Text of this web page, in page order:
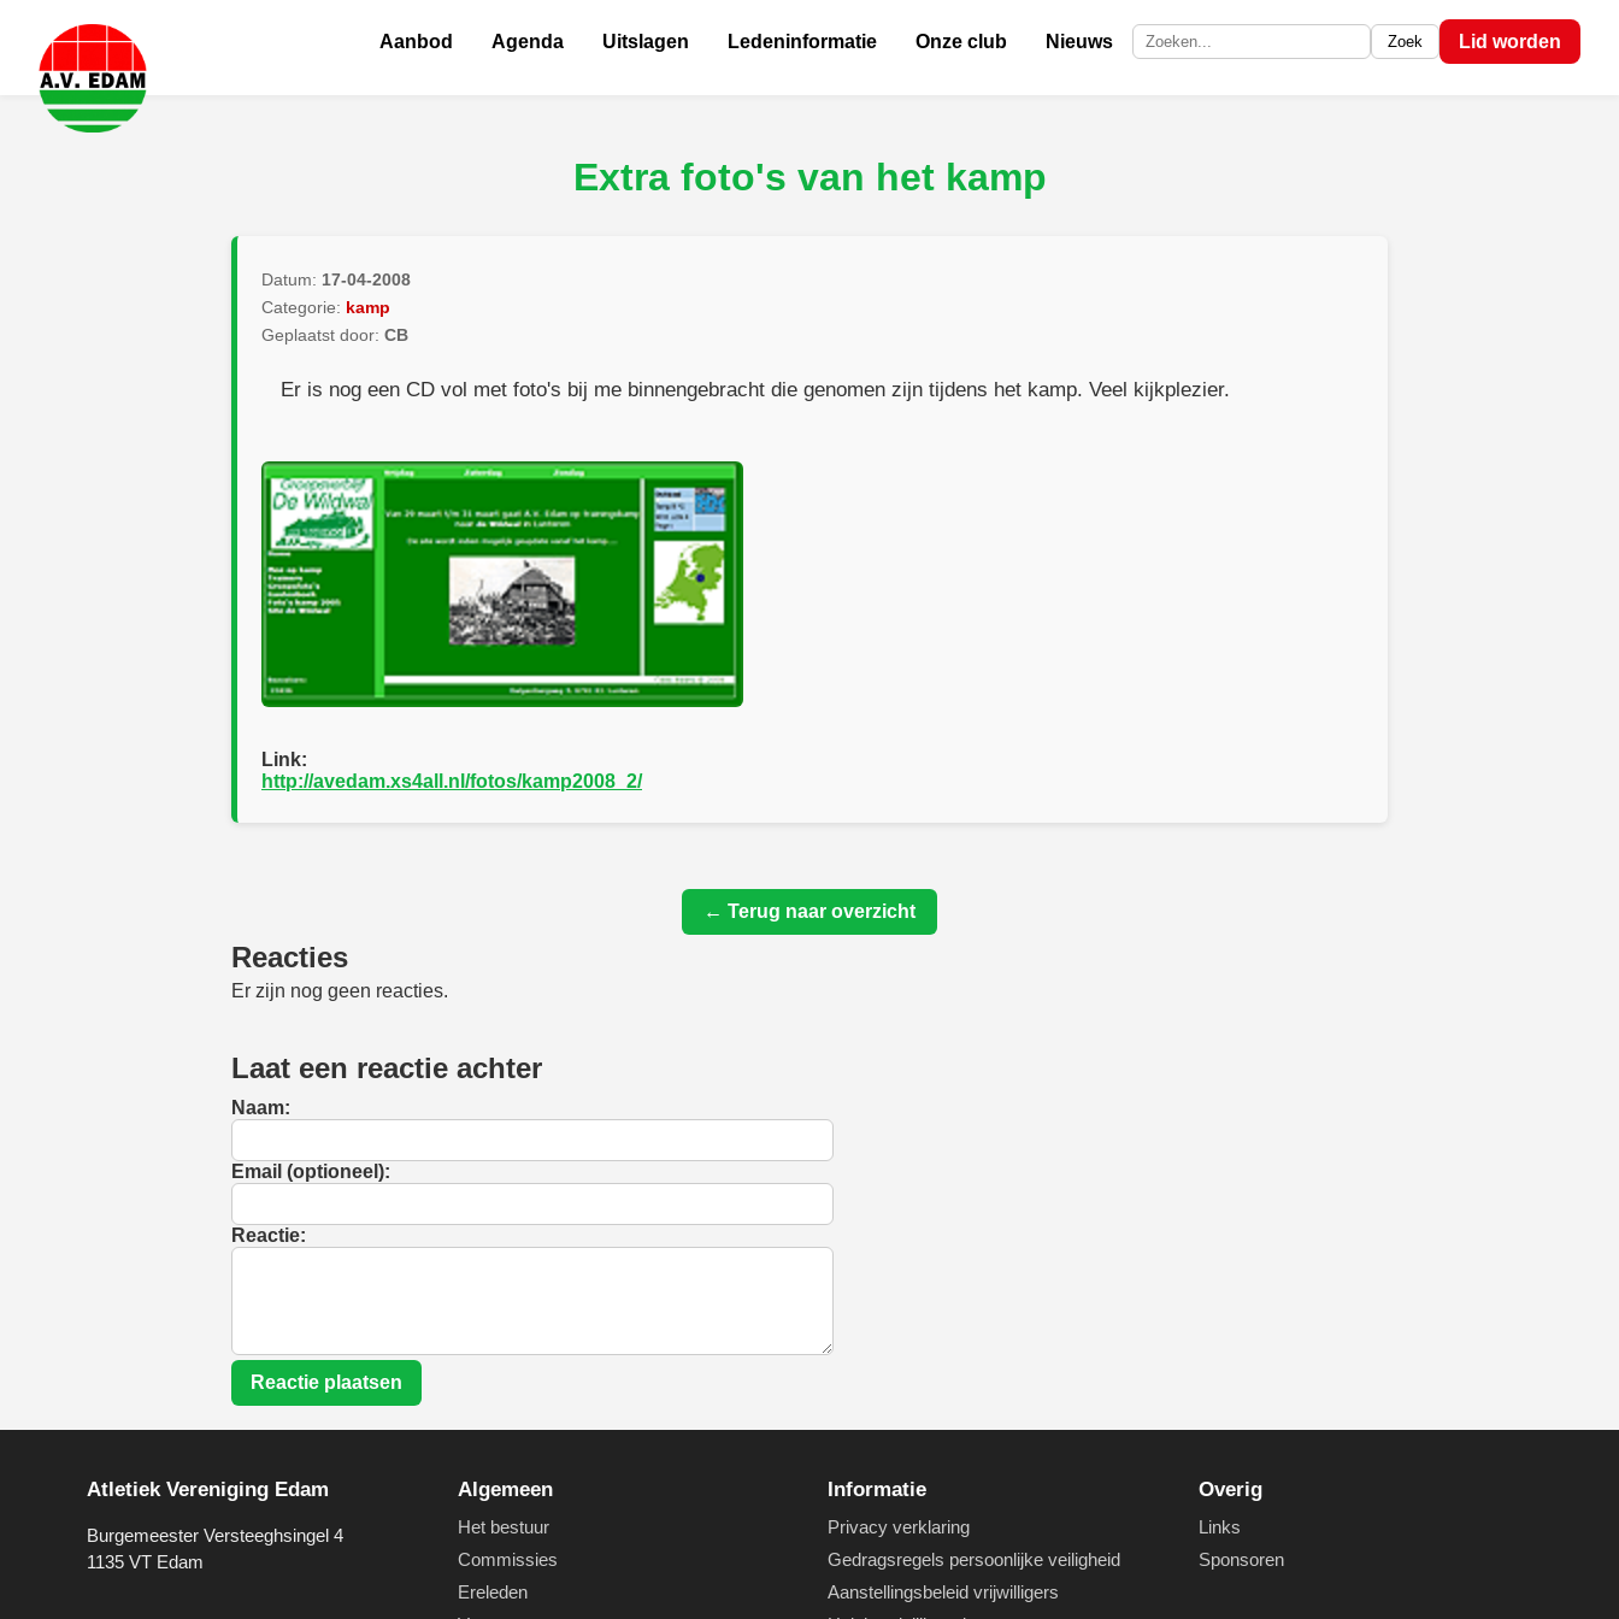
Aanbod Agenda Uitslagen Ledeninformatie Onze club Nieuws Zoek op de site Zoek Lid worden
Extra foto's van het kamp
Datum: 17-04-2008
Categorie: kamp
Geplaatst door: CB
Er is nog een CD vol met foto's bij me binnengebracht die genomen zijn tijdens het kamp. Veel kijkplezier.
Link:
http://avedam.xs4all.nl/fotos/kamp2008_2/
← Terug naar overzicht
Reacties
Er zijn nog geen reacties.
Laat een reactie achter
Naam:
Email (optioneel):
Reactie:
Reactie plaatsen
Atletiek Vereniging Edam
Burgemeester Versteeghsingel 4
1135 VT Edam
Algemeen
Het bestuur
Commissies
Ereleden
Informatie
Privacy verklaring
Gedragsregels persoonlijke veiligheid
Aanstellingsbeleid vrijwilligers
Overig
Links
Sponsoren